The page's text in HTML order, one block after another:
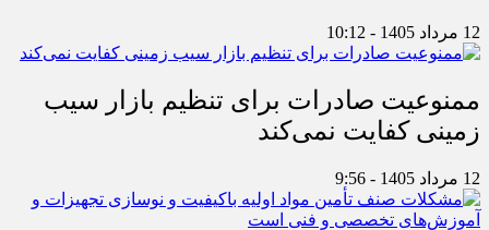
12 مرداد 1405 - 10:12
ممنوعیت صادرات برای تنظیم بازار سیب
زمینی کفایت نمی‌کند
12 مرداد 1405 - 9:56